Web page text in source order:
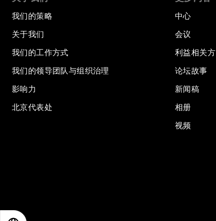
我们的策略
关于我们
我们的工作方式
我们的领导团队与组织治理
影响力
北京代表处
中心
会议
利益相关方
论坛故事
新闻稿
相册
视频